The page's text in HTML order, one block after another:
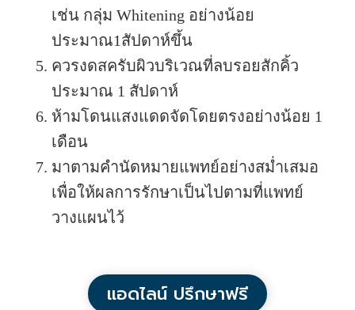
เช่น กลุ่ม Whitening อย่างน้อย
ประมาณ1สัปดาห์ขึ้น
ควรงดสครับผิวบริเวณที่ลบรอยสักคิ้ว
ประมาณ 1 สัปดาห์
ห้ามโดนแสงแดดจัดโดยตรงอย่างน้อย 1
เดือน
มาตามคำนัดหมายแพทย์อย่างสม่ำเสมอ
เพื่อให้ผลการรักษาเป็นไปตามที่แพทย์
วางแผนไว้
แอดไลน์ ปรึกษาฟรี